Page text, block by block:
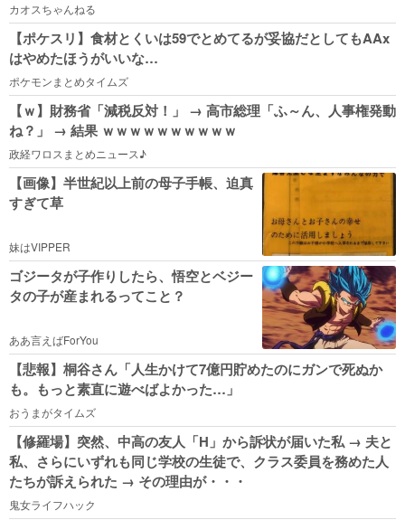
カオスちゃんねる
【ポケスリ】食材とくいは59でとめてるが妥協だとしてもAAx
はやめたほうがいいな…
ポケモンまとめタイムズ
【ｗ】財務省「減税反対！」 → 高市総理「ふ～ん、人事権発動
ね？」 → 結果 ｗｗｗｗｗｗｗｗｗｗ
政経ワロスまとめニュース♪
【画像】半世紀以上前の母子手帳、迫真
すぎて草
妹はVIPPER
ゴジータが子作りしたら、悟空とベジー
タの子が産まれるってこと？
ああ言えばForYou
【悲報】桐谷さん「人生かけて7億円貯めたのにガンで死ぬか
も。もっと素直に遊べばよかった…」
おうまがタイムズ
【修羅場】突然、中高の友人「H」から訴状が届いた私 → 夫と
私、さらにいずれも同じ学校の生徒で、クラス委員を務めた人
たちが訴えられた → その理由が・・・
鬼女ライフハック